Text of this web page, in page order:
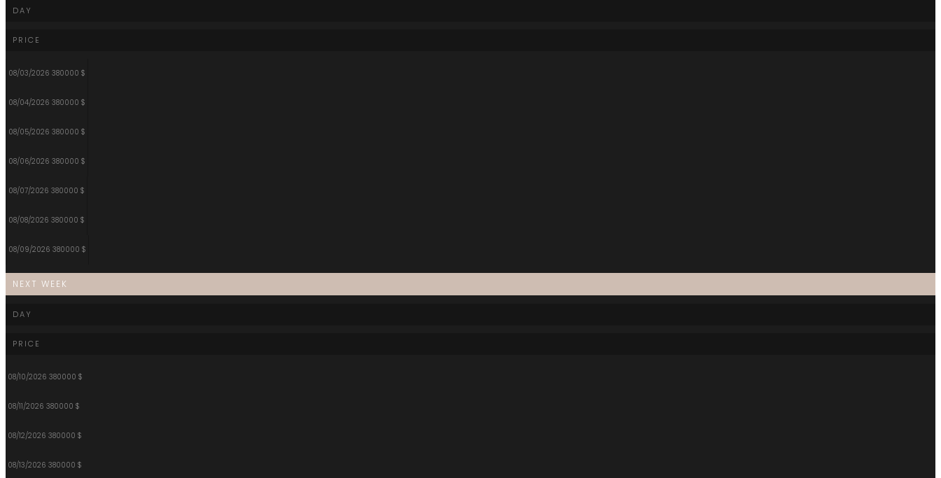
DAY
PRICE
08/03/2026 380000 $
08/04/2026 380000 $
08/05/2026 380000 $
08/06/2026 380000 $
08/07/2026 380000 $
08/08/2026 380000 $
08/09/2026 380000 $
NEXT WEEK
DAY
PRICE
08/10/2026 380000 $
08/11/2026 380000 $
08/12/2026 380000 $
08/13/2026 380000 $